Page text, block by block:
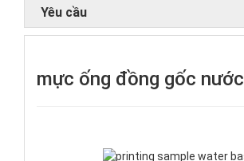
Yêu cầu
mực ống đồng gốc nước